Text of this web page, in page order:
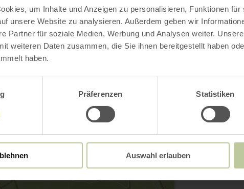
um Inhalte und Anzeigen zu personalisieren, Funktionen
unsere Website zu analysieren. Außerdem geben wir
Partner für soziale Medien, Werbung und Analysen weiter.
weiteren Daten zusammen, die Sie ihnen bereitgestellt haben
haben.
Präferenzen Statistiken
Auswahl erlauben
Contact